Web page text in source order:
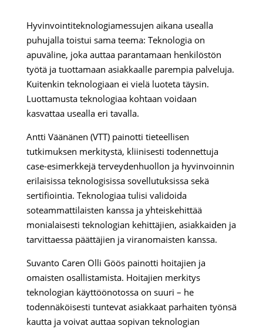
Hyvinvointiteknologiamessujen aikana usealla
puhujalla toistui sama teema: Teknologia on
apuväline, joka auttaa parantamaan henkilöstön
työtä ja tuottamaan asiakkaalle parempia palveluja.
Kuitenkin teknologiaan ei vielä luoteta täysin.
Luottamusta teknologiaa kohtaan voidaan
kasvattaa usealla eri tavalla.
Antti Väänänen (VTT) painotti tieteellisen
tutkimuksen merkitystä, kliinisesti todennettuja
case-esimerkkejä terveydenhuollon ja hyvinvoinnin
erilaisissa teknologisissa sovellutuksissa sekä
sertifiointia. Teknologiaa tulisi validoida
soteammattilaisten kanssa ja yhteiskehittää
monialaisesti teknologian kehittäjien, asiakkaiden ja
tarvittaessa päättäjien ja viranomaisten kanssa.
Suvanto Caren Olli Göös painotti hoitajien ja
omaisten osallistamista. Hoitajien merkitys
teknologian käyttöönotossa on suuri – he
todennäköisesti tuntevat asiakkaat parhaiten työnsä
kautta ja voivat auttaa sopivan teknologian